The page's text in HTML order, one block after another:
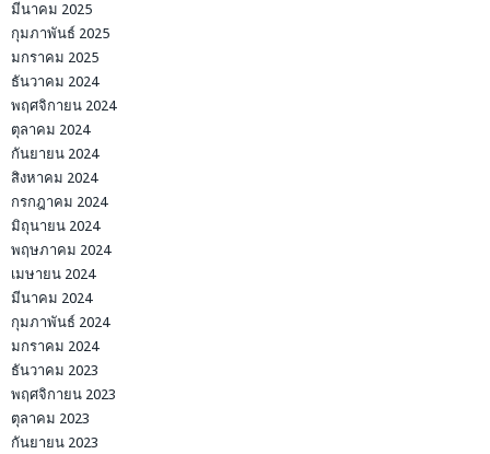
มีนาคม 2025
กุมภาพันธ์ 2025
มกราคม 2025
ธันวาคม 2024
พฤศจิกายน 2024
ตุลาคม 2024
กันยายน 2024
สิงหาคม 2024
กรกฎาคม 2024
มิถุนายน 2024
พฤษภาคม 2024
เมษายน 2024
มีนาคม 2024
กุมภาพันธ์ 2024
มกราคม 2024
ธันวาคม 2023
พฤศจิกายน 2023
ตุลาคม 2023
กันยายน 2023